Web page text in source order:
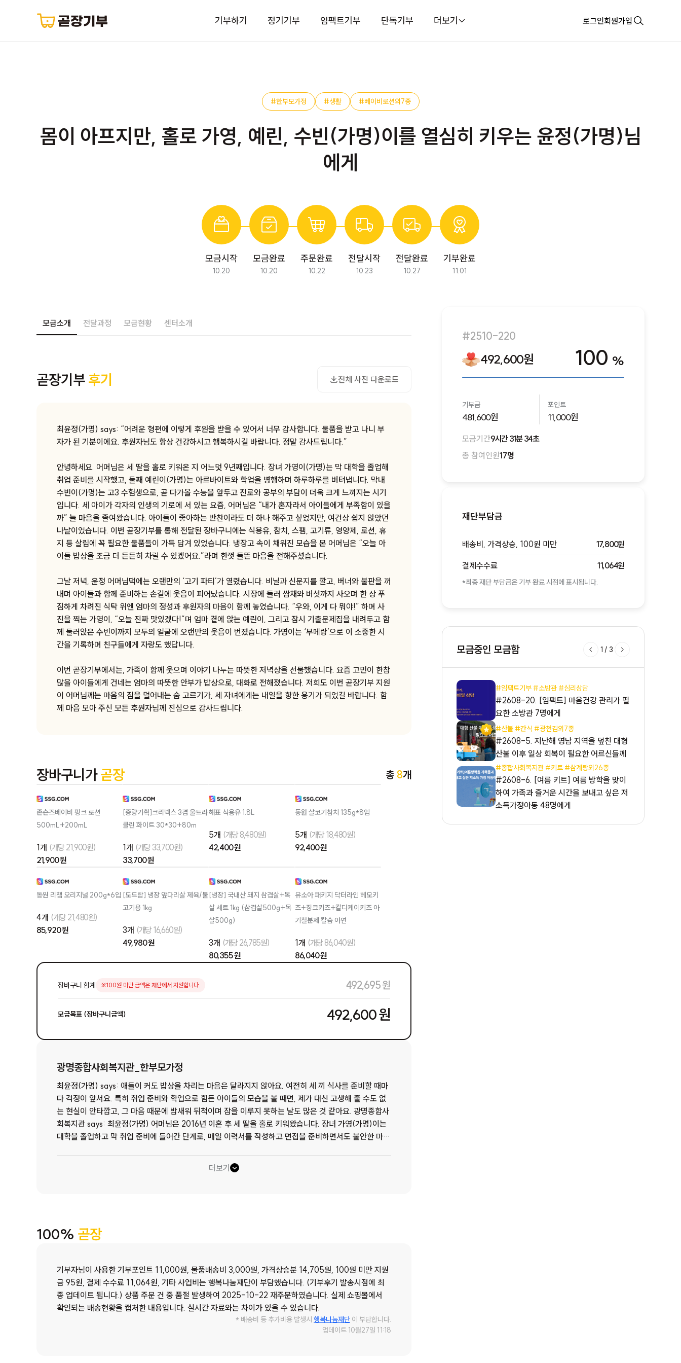
기부하기 정기기부 임팩트기부 단독기부 더보기 로그인회원가입
#한부모가정 #생활 #베이비로션외7종
몸이 아프지만, 홀로 가영, 예린, 수빈(가명)이를 열심히 키우는 윤정(가명)님
에게
모금시작
10.20
모금완료
10.20
주문완료
10.22
전달시작
10.23
전달완료
10.27
기부완료
11.01
모금소개 전달과정 모금현황 센터소개
곧장기부 후기 전체 사진 다운로드
사진 다운로드
최윤정(가명) says: “어려운 형편에 이렇게 후원을 받을 수 있어서 너무 감사합니다. 물품을 받고 나니 부
자가 된 기분이에요. 후원자님도 항상 건강하시고 행복하시길 바랍니다. 정말 감사드립니다.”
안녕하세요. 어머님은 세 딸을 홀로 키워온 지 어느덧 9년째입니다. 장녀 가영이(가명)는 막 대학을 졸업해
취업 준비를 시작했고, 둘째 예린이(가명)는 아르바이트와 학업을 병행하며 하루하루를 버텨냅니다. 막내
수빈이(가명)는 고3 수험생으로, 곧 다가올 수능을 앞두고 진로와 공부의 부담이 더욱 크게 느껴지는 시기
입니다. 세 아이가 각자의 인생의 기로에 서 있는 요즘, 어머님은 “내가 혼자라서 아이들에게 부족함이 있을
까” 늘 마음을 졸여왔습니다. 아이들이 좋아하는 반찬이라도 더 하나 해주고 싶었지만, 여건상 쉽지 않았던
나날이었습니다. 이번 곧장기부를 통해 전달된 장바구니에는 식용유, 참치, 스팸, 고기류, 영양제, 로션, 휴
지 등 살림에 꼭 필요한 물품들이 가득 담겨 있었습니다. 냉장고 속이 채워진 모습을 본 어머님은 “오늘 아
이들 밥상을 조금 더 든든히 차릴 수 있겠어요.”라며 한껏 들뜬 마음을 전해주셨습니다.
그날 저녁, 윤정 어머님댁에는 오랜만의 ‘고기 파티’가 열렸습니다. 비닐과 신문지를 깔고, 버너와 불판을 꺼
내며 아이들과 함께 준비하는 손길에 웃음이 피어났습니다. 시장에 들러 쌈채와 버섯까지 사오며 한 상 푸
짐하게 차려진 식탁 위엔 엄마의 정성과 후원자의 마음이 함께 놓였습니다. “우와, 이게 다 뭐야!” 하며 사
진을 찍는 가영이, “오늘 진짜 맛있겠다!”며 엄마 곁에 앉는 예린이, 그리고 잠시 기출문제집을 내려두고 함
께 둘러앉은 수빈이까지 모두의 얼굴에 오랜만의 웃음이 번졌습니다. 가영이는 ‘부메랑’으로 이 소중한 시
간을 기록하며 친구들에게 자랑도 했답니다.
이번 곧장기부에서는, 가족이 함께 웃으며 이야기 나누는 따뜻한 저녁상을 선물했습니다. 요즘 고민이 한참
많을 아이들에게 건네는 엄마의 따뜻한 안부가 밥상으로, 대화로 전해졌습니다. 저희도 이번 곧장기부 지원
이 어머님께는 마음의 짐을 덜어내는 숨 고르기가, 세 자녀에게는 내일을 향한 용기가 되었길 바랍니다. 함
께 마음 모아 주신 모든 후원자님께 진심으로 감사드립니다.
장바구니가곧장 총 8개
존슨즈베이비 핑크 로션
500mL+200mL
1개 (개당 21,900원)
21,900 원
[증량기획]크리넥스 3겹 울트라
클린 화이트 30*30+80m
1개 (개당 33,700원)
33,700 원
해표 식용유 1.8L
5개 (개당 8,480원)
42,400 원
동원 살코기참치 135g*8입
5개 (개당 18,480원)
92,400 원
동원 리챔 오리지널 200g*6입
4개 (개당 21,480원)
85,920 원
[도드람] 냉장 앞다리살 제육/불
고기용 1kg
3개 (개당 16,660원)
49,980 원
[냉장] 국내산 돼지 삼겹살+목
살 세트 1kg (삼겹살500g+목
살500g)
3개 (개당 26,785원)
80,355 원
유소아 패키지 닥터라인 헤모키
즈+징크키즈+칼디케이키즈 아
기철분제 칼슘 아연
1개 (개당 86,040원)
86,040 원
장바구니 합계 ※100원 미만 금액은 재단에서 지원합니다. 492,695 원
모금목표 (장바구니금액) 492,600 원
광명종합사회복지관_한부모가정
최윤정(가명) says: 애들이 커도 밥상을 차리는 마음은 달라지지 않아요. 여전히 세 끼 식사를 준비할 때마
다 걱정이 앞서요. 특히 취업 준비와 학업으로 힘든 아이들의 모습을 볼 때면, 제가 대신 고생해 줄 수도 없
는 현실이 안타깝고, 그 마음 때문에 밤새워 뒤척이며 잠을 이루지 못하는 날도 많은 것 같아요. 광명종합사
회복지관 says: 최윤정(가명) 어머님은 2016년 이혼 후 세 딸을 홀로 키워왔습니다. 장녀 가영(가명)이는
대학을 졸업하고 막 취업 준비에 들어간 단계로, 매일 이력서를 작성하고 면접을 준비하면서도 불안한 마음
당하려 애쓰고 있고, 막내 수빈(가명)이는 고등학교 3학년에 올라 대학 진학과 진로 문제로 매일 고민이 많
습니다. 세 자녀 모두 제각기 삶의 무게를 짊어진 채 열심히 버텨내고 있지만, 그 뒷자리에서 묵묵히 세 아이
거리가 담겼습니다. 이번 지원으로 냉장고가 채워진 모습을 보며 어머님께서는 “오늘은 아이들 밥상을 조
금 더 든든히 차릴 수 있구나” 하는 안도감을 느끼실 수 있을 것입니다. 자녀들 역시 집에서 따뜻한 식탁을
회복지관은 이번 지원이 이 가정의 식탁에 든든한 음식과 함께 지난 시간의 고생을 보듬는 따뜻한 위로가
되어주기를 바랍니다. 무엇보다도 어머님이 혼자가 아니라는 사실, 우리가 함께하고 있다는 마음이 전달되
기를 소망합니다.
더보기
100% 곧장
기부자님이 사용한 기부포인트 11,000원, 물품배송비 3,000원, 가격상승분 14,705원, 100원 미만 지원
금 95원, 결제 수수료 11,064원, 기타 사업비는 행복나눔재단이 부담했습니다. (기부후기 발송시점에 최
종 업데이트 됩니다.) 상품 주문 건 중 품절 발생하여 2025-10-22 재주문하였습니다. 실제 쇼핑몰에서
확인되는 배송현황을 캡처한 내용입니다. 실시간 자료와는 차이가 있을 수 있습니다.
* 배송비 등 추가비용 발생시 행복나눔재단 이 부담합니다.
업데이트 10월27일 11:18
#2510-220
492,600원 100 %
기부금
481,600원
포인트
11,000원
모금기간9시간 31분 34초
총 참여인원17명
재단부담금
배송비, 가격상승, 100원 미만 17,800원
결제수수료 11,064원
*최종 재단 부담금은 기부 완료 시점에 표시됩니다.
모금중인 모금함 1 / 3
#지역아동센터 #간식 #에이스외7종
#2608-16. 대전시 중구 늘푸른지역아동
#2608-18. 요리사라는 꿈을 갖게 되어
민엽(가명)에게
#임팩트기부 #소방관 #심리상담
#2608-20. [임팩트] 마음건강 관리가 필
요한 소방관 7명에게
#산불 #간식 #광천김외7종
#2608-5. 지난해 영남 지역을 덮친 대형
산불 이후 일상 회복이 필요한 어르신들께
#종합사회복지관 #키트 #삼계탕외26종
#2608-6. [여름 키트] 여름 방학을 맞이
하여 가족과 즐거운 시간을 보내고 싶은 저
소득가정아동 48명에게